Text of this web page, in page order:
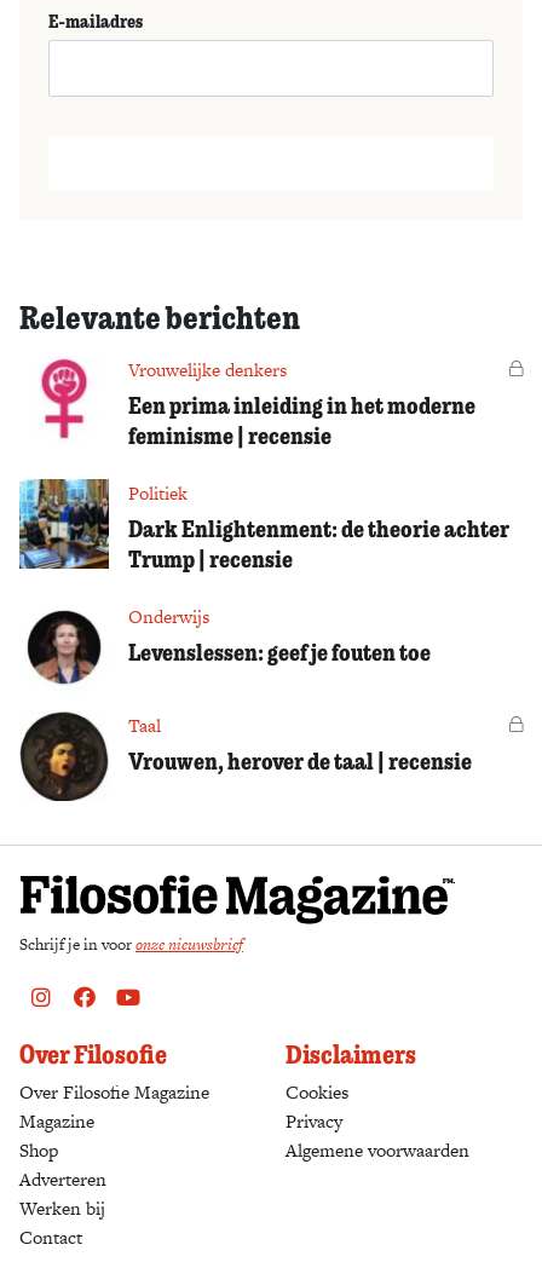
E-mailadres
Relevante berichten
Vrouwelijke denkers
Een prima inleiding in het moderne
feminisme | recensie
Politiek
Dark Enlightenment: de theorie achter
Trump | recensie
Onderwijs
Levenslessen: geef je fouten toe
Taal
Vrouwen, herover de taal | recensie
Schrijf je in vooronze nieuwsbrief
Instagram
FacebookYoutube
Over Filosofie
Over Filosofie Magazine
Magazine
Shop
Adverteren
Werken bij
Contact
Disclaimers
Cookies
Privacy
Algemene voorwaarden